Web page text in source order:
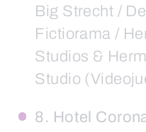
Big Strecht /
Fictiorama /
Studios &
Studio
8. Hotel